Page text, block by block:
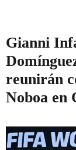
Gianni
reunirán
Noboa en